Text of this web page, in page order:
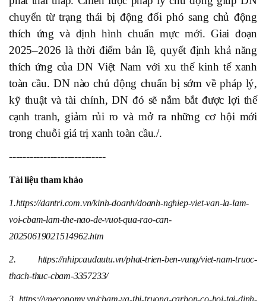
chuyển từ trạng thái bị động đối phó sang chủ động
thích ứng và định hình chuẩn mực mới. Giai đoạn
2025–2026 là thời điểm bản lề, quyết định khả năng
thích ứng của DN Việt Nam với xu thế kinh tế xanh
toàn cầu. DN nào chủ động chuẩn bị sớm về pháp lý,
kỹ thuật và tài chính, DN đó sẽ nắm bắt được lợi thế
cạnh tranh, giảm rủi ro và mở ra những cơ hội mới
trong chuỗi giá trị xanh toàn cầu./.
----------------------------
Tài liệu tham khảo
1.https://dantri.com.vn/kinh-doanh/doanh-nghiep-viet-van-la-lam-
voi-cbam-lam-the-nao-de-vuot-qua-rao-can-
20250619021514962.htm
2. https://nhipcaudautu.vn/phat-trien-ben-vung/viet-nam-truoc-
thach-thuc-cbam-3357233/